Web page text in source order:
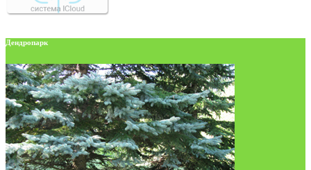
Дендропарк